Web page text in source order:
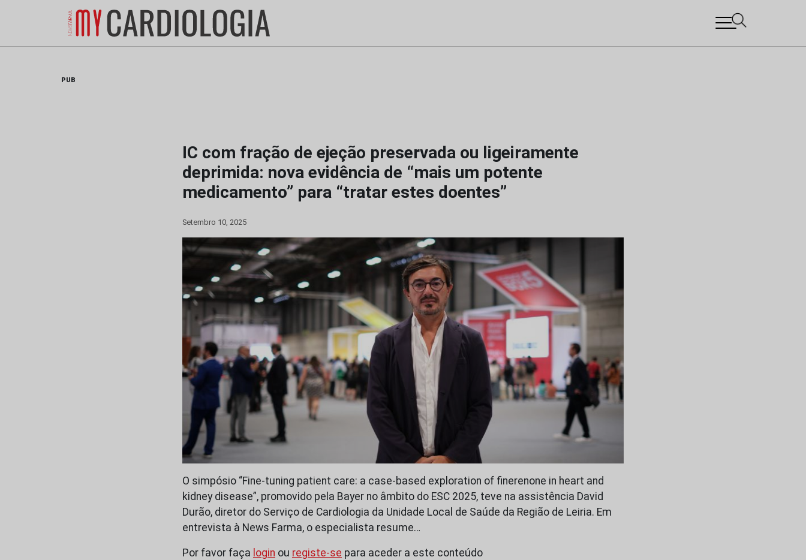
PUB
IC com fração de ejeção preservada ou ligeiramente
deprimida: nova evidência de “mais um potente
medicamento” para “tratar estes doentes”
Setembro 10, 2025
O simpósio “Fine-tuning patient care: a case-based exploration of finerenone in heart and
kidney disease”, promovido pela Bayer no âmbito do ESC 2025, teve na assistência David
Durão, diretor do Serviço de Cardiologia da Unidade Local de Saúde da Região de Leiria. Em
entrevista à News Farma, o especialista resume…
Por favor faça login ou registe-se para aceder a este conteúdo